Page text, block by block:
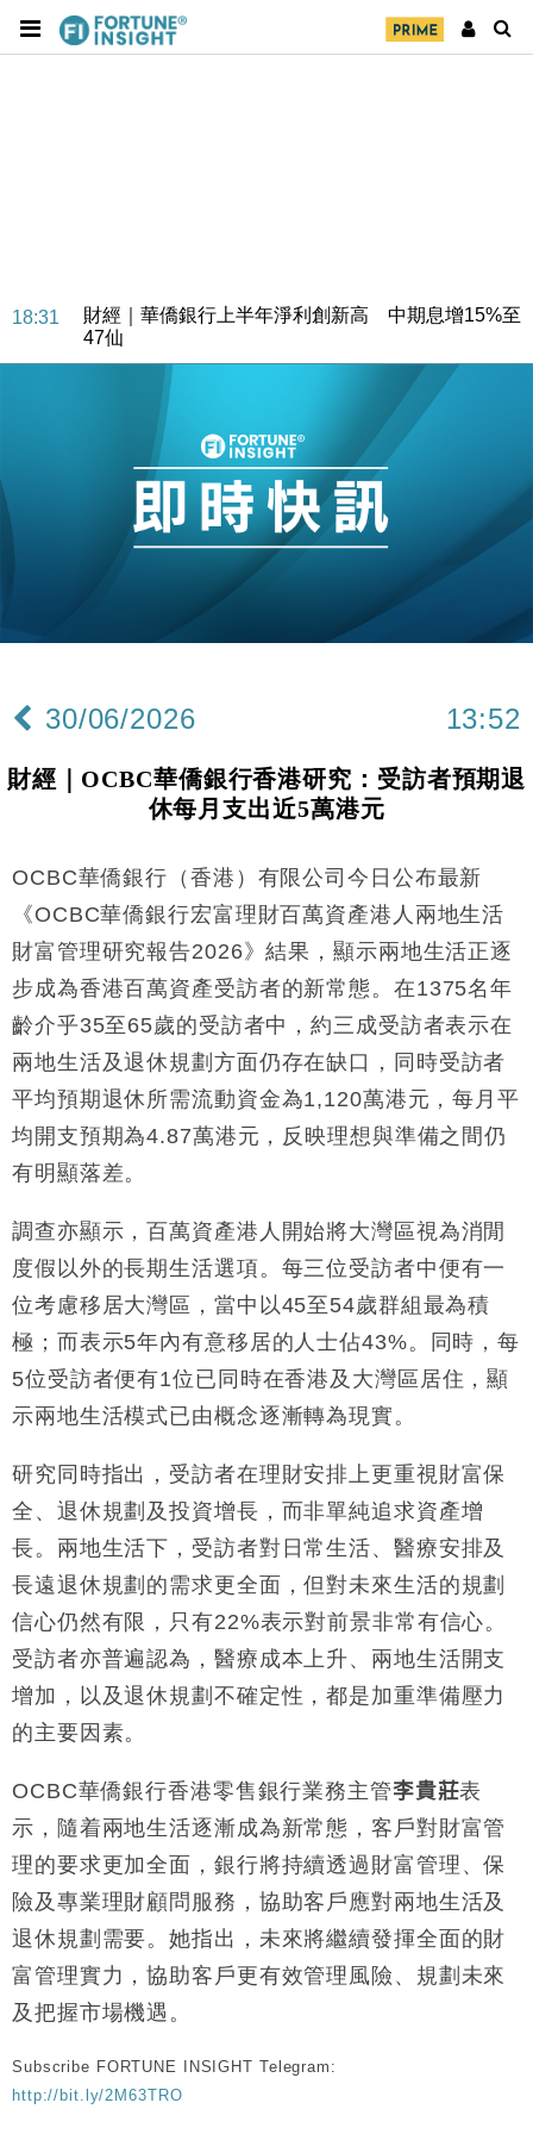
18:31
財經｜華僑銀行上半年淨利創新高 中期息增15%至
47仙
財經｜滙豐上調香港今年GDP預測至4.5% 看好貿易
及消費表現
本地｜假冒內地執法人員要求交「保證金」 43歲女子
損失近6900萬元
財經｜日經失守6.5萬點後回穩 全周仍升近2%
15:47
財經｜恒隆10月換帥 玩具「反」斗城亞洲CEO蔡德
財經｜韓股反覆波動收跌 連挫7周創逾3年最長跌勢
12:44
財經｜日本春季三度入市撐日圓 4月單日斥6.28萬億
11:12
國際｜特朗普料美伊戰事快結束 承認部分彈藥庫存緊
司
18:31
財經｜華僑銀行上半年淨利創新高 中期息增15%至
及消費表現
16:47
本地｜假冒內地執法人員要求交「保證金」 43歲女子
損失近6900萬元
16:05
財經｜日經失守6.5萬點後回穩 全周仍升近2%
15:47
財經｜恒隆10月換帥 玩具「反」斗城亞洲CEO蔡德
粦接任
13:44
財經｜內地7月美元計價出口增近24%勝預期 貿易順
差達1125億美元
12:44
財經｜日本春季三度入市撐日圓 4月單日斥6.28萬億
日圓干預創新高
11:12
國際｜特朗普料美伊戰事快結束 承認部分彈藥庫存緊
張
司
30/06/2026 13:52
財經｜OCBC華僑銀行香港研究：受訪者預期退
休每月支出近5萬港元
OCBC華僑銀行（香港）有限公司今日公布最新
《OCBC華僑銀行宏富理財百萬資產港人兩地生活
財富管理研究報告2026》結果，顯示兩地生活正逐
步成為香港百萬資產受訪者的新常態。在1375名年
齡介乎35至65歲的受訪者中，約三成受訪者表示在
兩地生活及退休規劃方面仍存在缺口，同時受訪者
平均預期退休所需流動資金為1,120萬港元，每月平
均開支預期為4.87萬港元，反映理想與準備之間仍
有明顯落差。
調查亦顯示，百萬資產港人開始將大灣區視為消閒
度假以外的長期生活選項。每三位受訪者中便有一
位考慮移居大灣區，當中以45至54歲群組最為積
極；而表示5年內有意移居的人士佔43%。同時，每
5位受訪者便有1位已同時在香港及大灣區居住，顯
示兩地生活模式已由概念逐漸轉為現實。
研究同時指出，受訪者在理財安排上更重視財富保
全、退休規劃及投資增長，而非單純追求資產增
長。兩地生活下，受訪者對日常生活、醫療安排及
長遠退休規劃的需求更全面，但對未來生活的規劃
信心仍然有限，只有22%表示對前景非常有信心。
受訪者亦普遍認為，醫療成本上升、兩地生活開支
增加，以及退休規劃不確定性，都是加重準備壓力
的主要因素。
OCBC華僑銀行香港零售銀行業務主管李貴莊表
示，隨着兩地生活逐漸成為新常態，客戶對財富管
理的要求更加全面，銀行將持續透過財富管理、保
險及專業理財顧問服務，協助客戶應對兩地生活及
退休規劃需要。她指出，未來將繼續發揮全面的財
富管理實力，協助客戶更有效管理風險、規劃未來
及把握市場機遇。
Subscribe FORTUNE INSIGHT Telegram:
http://bit.ly/2M63TRO